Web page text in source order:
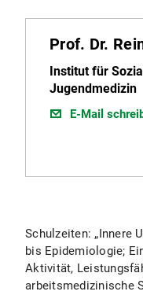
Prof. Dr.
Institut für
Jugendmedizin
E-Mail
Schulzeiten: „Innere
bis Epidemiologie;
Aktivität,
arbeitsmedizinische